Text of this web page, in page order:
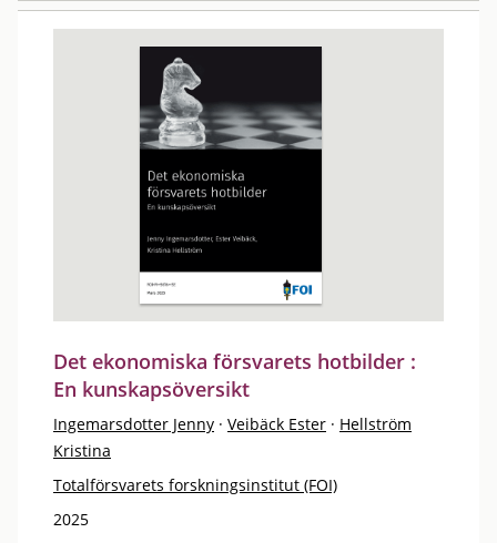
Det ekonomiska försvarets hotbilder :
En kunskapsöversikt
Ingemarsdotter Jenny · Veibäck Ester · Hellström
Kristina
Totalförsvarets forskningsinstitut (FOI)
2025